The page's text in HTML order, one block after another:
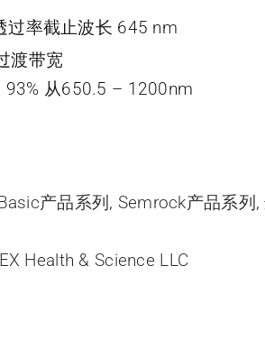
过率截止波长 645 nm
渡带宽
93% 从650.5 – 1200nm
产品系列 , Semrock产品系列 ,
Health & Science LLC